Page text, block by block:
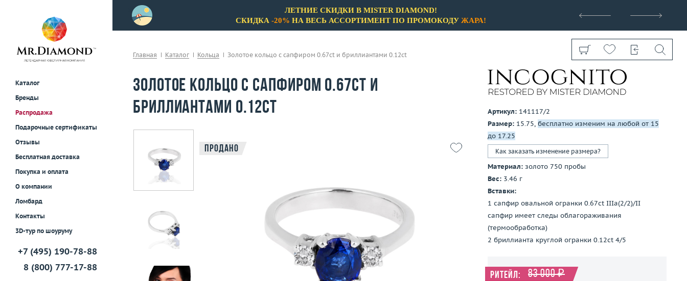
Каталог
Бренды
Распродажа
Подарочные сертификаты
Отзывы
Бесплатная доставка
Покупка и оплата
О компании
Ломбард
Контакты
3D-тур по шоуруму
+7 (495) 190-78-88
8 (800) 777-17-88
примерки!
ЛЕТНИЕ СКИДКИ В MISTER DIAMOND!
СКИДКА -20% НА ВЕСЬ АССОРТИМЕНТ ПО ПРОМОКОДУ ЖАРА!
Показать все
Главная Каталог Кольца Золотое кольцо с сапфиром 0.67ct и бриллиантами 0.12ct
Золотое кольцо с сапфиром 0.67ct и
бриллиантами 0.12ct
Продано
Артикул: 141117/2
Размер: 15.75, бесплатно изменим на любой от 15
до 17.25
Как заказать изменение размера?
Материал: золото 750 пробы
Вес: 3.46 г
Вставки:
1 сапфир овальной огранки 0.67ct IIIa(2/2)/II
сапфир имеет следы облагораживания
(термообработка)
2 бриллианта круглой огранки 0.12ct 4/5
Ритейл: 83 000 ₽